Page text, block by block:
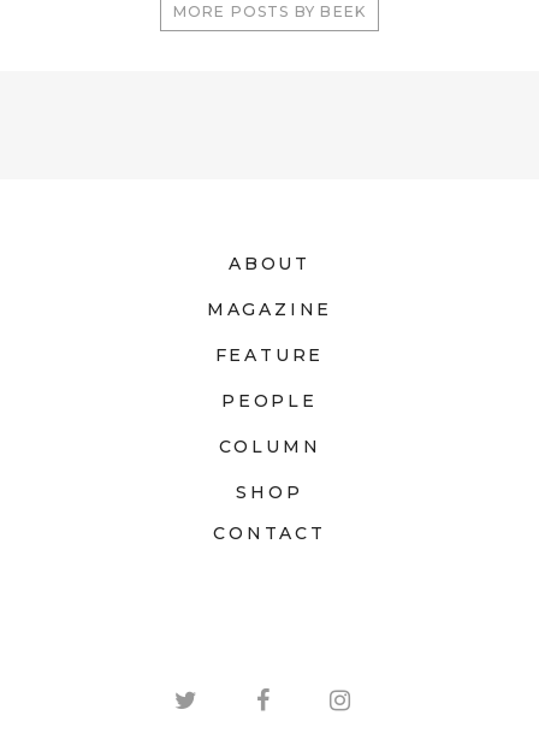
MORE POSTS BY BEEK
ABOUT
MAGAZINE
FEATURE
PEOPLE
COLUMN
SHOP
CONTACT